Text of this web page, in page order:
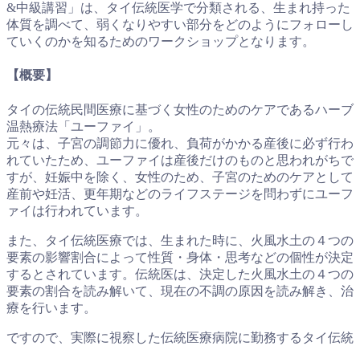
&中級講習」は、タイ伝統医学で分類される、生まれ持った
体質を調べて、弱くなりやすい部分をどのようにフォローし
ていくのかを知るためのワークショップとなります。
【概要】
タイの伝統民間医療に基づく女性のためのケアであるハーブ
温熱療法「ユーファイ」。
元々は、子宮の調節力に優れ、負荷がかかる産後に必ず行わ
れていたため、ユーファイは産後だけのものと思われがちで
すが、妊娠中を除く、女性のため、子宮のためのケアとして
産前や妊活、更年期などのライフステージを問わずにユーフ
ァイは行われています。
また、タイ伝統医療では、生まれた時に、火風水土の４つの
要素の影響割合によって性質・身体・思考などの個性が決定
するとされています。伝統医は、決定した火風水土の４つの
要素の割合を読み解いて、現在の不調の原因を読み解き、治
療を行います。
ですので、実際に視察した伝統医療病院に勤務するタイ伝統